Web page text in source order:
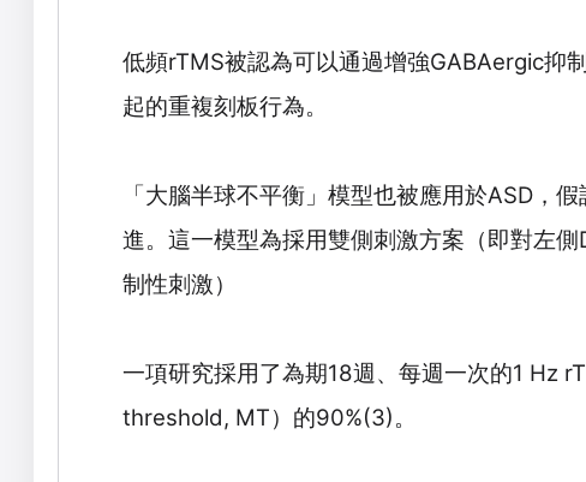
低頻rTMS被認為可以通過增強GABAergic抑
起的重複刻板行為。
「大腦半球不平衡」模型也被應用於ASD ，
進。這一模型為採用雙側刺激方案（即對左側
制性刺激）
一項研究採用了為期18週、每週一次的1 Hz
threshold, MT）的90%(3)。